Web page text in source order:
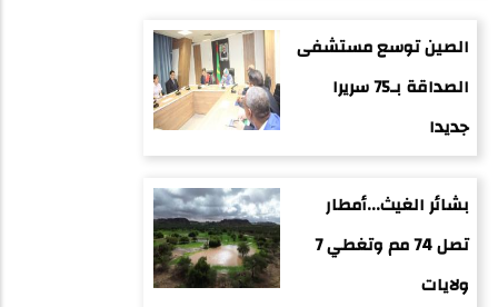
الصين توسع مستشفى
الصداقة بـ75 سريرا
جديدا
بشائر الغيث...أمطار
تصل 74 مم وتغطي 7
ولايات